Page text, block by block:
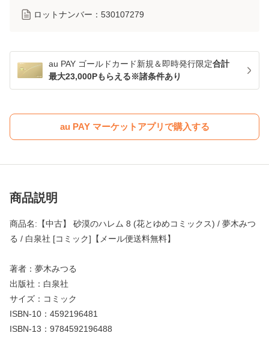
ロットナンバー： 530107279
au PAY ゴールドカード新規＆即時発行限定合計
最大23,000Pもらえる※諸条件あり
au PAY マーケットアプリで購入する
商品説明
商品名:【中古】 砂漠のハレム 8 (花とゆめコミックス) / 夢木みつ
る / 白泉社 [コミック]【メール便送料無料】
著者：夢木みつる
出版社：白泉社
サイズ：コミック
ISBN-10：4592196481
ISBN-13：9784592196488